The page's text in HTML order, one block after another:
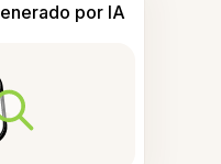
por IA